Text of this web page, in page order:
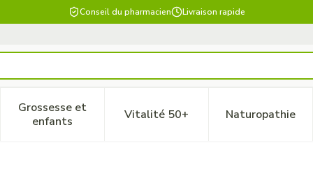
Conseil du pharmacien Livraison rapide
Beauté, soins et hygiène
menu pour la catégorie Régime, alimentation &
Grossesse et
enfantsAfficher le sous-menu pour la catégorie
Vitalité 50+Afficher le sous-menu pour la
Naturopathie
Afficher